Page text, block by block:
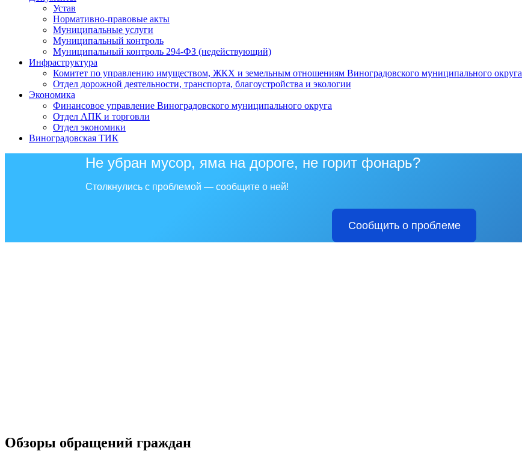
Устав
Нормативно-правовые акты
Муниципальные услуги
Муниципальный контроль
Муниципальный контроль 294-ФЗ (недействующий)
Инфраструктура
Комитет по управлению имуществом, ЖКХ и земельным отношениям Виноградовского муниципального округа
Отдел дорожной деятельности, транспорта, благоустройства и экологии
Экономика
Финансовое управление Виноградовского муниципального округа
Отдел АПК и торговли
Отдел экономики
Виноградовская ТИК
Не убран мусор, яма на дороге, не горит фонарь?
Столкнулись с проблемой — сообщите о ней!
Сообщить о проблеме
Обзоры обращений граждан